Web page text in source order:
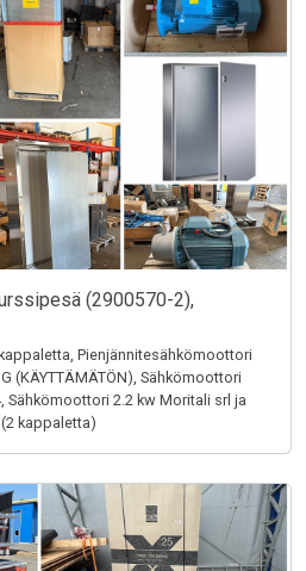
(2900570-2),
Pienjännitesähkömoottori
(KÄYTTÄMÄTÖN), Sähkömoottori
Sähkömoottori 2.2 kw Moritali srl ja
kappaletta)